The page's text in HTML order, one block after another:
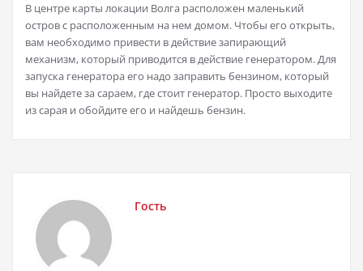
В центре карты локации Волга расположен маленький
остров с расположенным на нем домом. Чтобы его открыть,
вам необходимо привести в действие запирающий
механизм, который приводится в действие генератором. Для
запуска генератора его надо заправить бензином, который
вы найдете за сараем, где стоит генератор. Просто выходите
из сарая и обойдите его и найдешь бензин.
Гость